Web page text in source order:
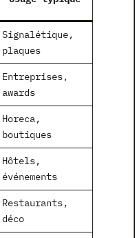
Signalétique,
plaques
Entreprises,
awards
Horeca,
boutiques
Hôtels,
événements
Restaurants,
déco